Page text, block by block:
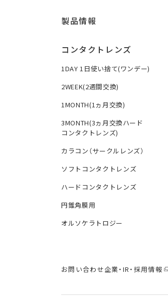
製品情報
コンタクトレンズ
1DAY 1日使い捨て(ワンデー)
2WEEK(2週間交換)
1MONTH(1ヵ月交換)
3MONTH(3ヵ月交換ハード
コンタクトレンズ)
カラコン（サークルレンズ）
ソフトコンタクトレンズ
ハードコンタクトレンズ
円錐角膜用
オルソケラトロジー
お問い合わせ企業・IR・採用情報